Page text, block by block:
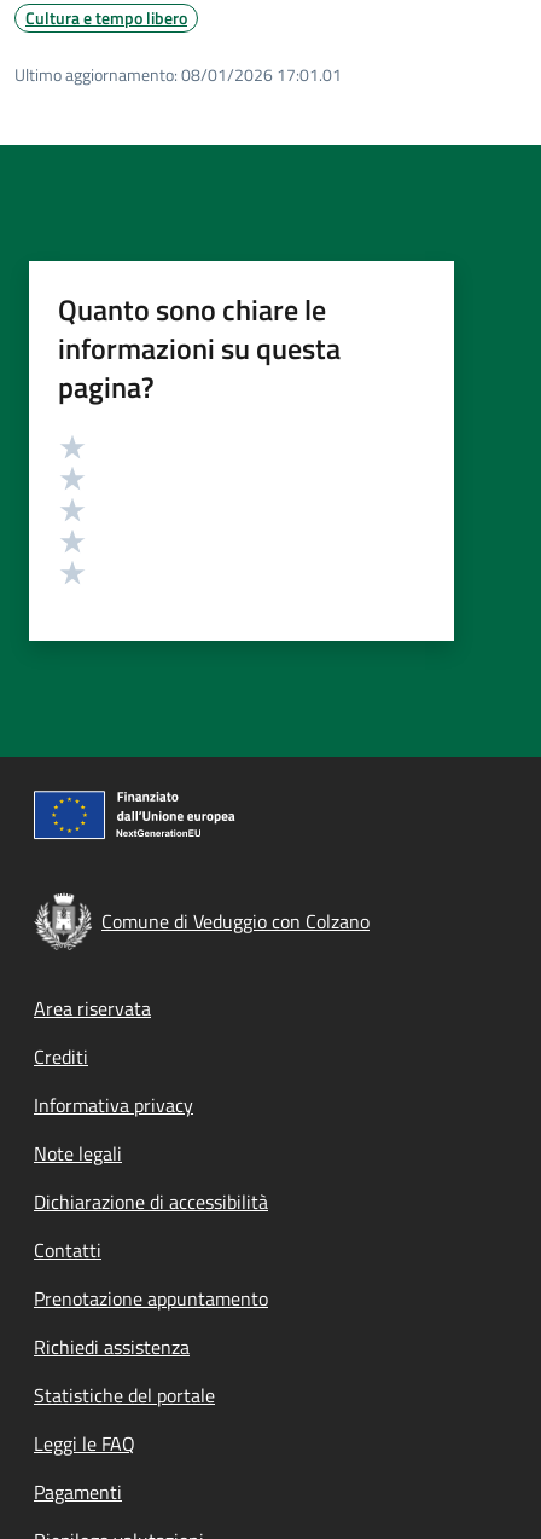
Cultura e tempo libero
Ultimo aggiornamento:08/01/2026 17:01.01
Quanto sono chiare le
informazioni su questa
pagina?
Valutazione
Comune di Veduggio con Colzano
Footer menu
Area riservata
Crediti
Informativa privacy
Note legali
Dichiarazione di accessibilità
Contatti
Prenotazione appuntamento
Richiedi assistenza
Statistiche del portale
Leggi le FAQ
Pagamenti